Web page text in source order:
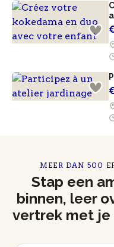
MEER DAN 500
Stap een
binnen, leer
vertrek met je